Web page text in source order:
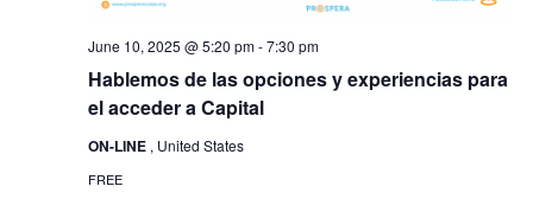
Hablemos de las opciones y experiencias para
el acceder a Capital
June 10, 2025 @ 5:20 pm-7:30 pm
ON-LINE , United States
FREE